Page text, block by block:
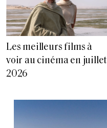
Les meilleurs films à
voir au cinéma en juillet
2026